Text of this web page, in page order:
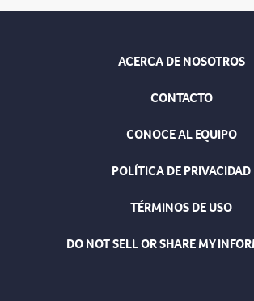
ACERCA DE NOSOTROS
CONTACTO
CONOCE AL EQUIPO
POLÍTICA DE PRIVACIDAD
TÉRMINOS DE USO
DO NOT SELL OR SHARE MY